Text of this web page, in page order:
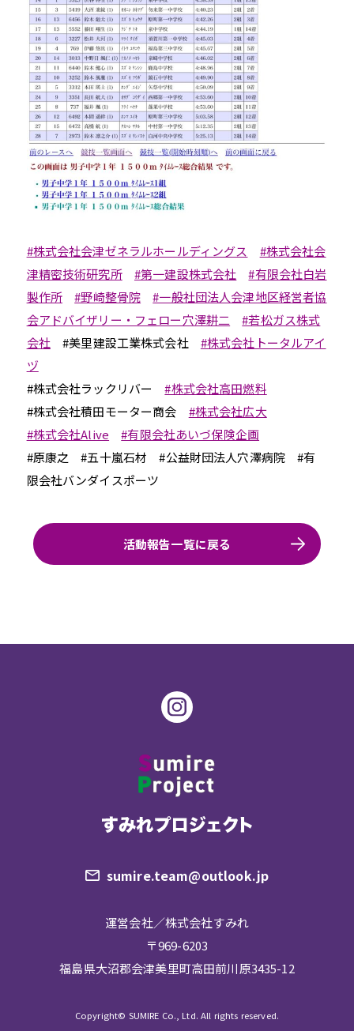
#株式会社会津ゼネラルホールディングス
#株式会社会
津精密技術研究所
#第一建設株式会社
#有限会社白岩
製作所
#野崎整骨院
#一般社団法人会津地区経営者協
会アドバイザリー・フェロー穴澤耕二
#若松ガス株式
会社#美里建設工業株式会社 #株式会社トータルアイ
ヅ
#株式会社ラックリバー#株式会社高田燃料
#株式会社積田モーター商会 #株式会社広大
#株式会社Alive
#有限会社あいづ保険企画
#原康之 #五十嵐石材 #公益財団法人穴澤病院 #有
限会社バンダイスポーツ
活動報告一覧に戻る
sumire.team@outlook.jp
運営会社／株式会社すみれ
〒969-6203
福島県大沼郡会津美里町高田前川原3435-12
Copyright© SUMIRE Co., Ltd. All rights reserved.